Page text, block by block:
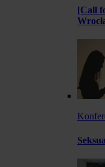
[Call